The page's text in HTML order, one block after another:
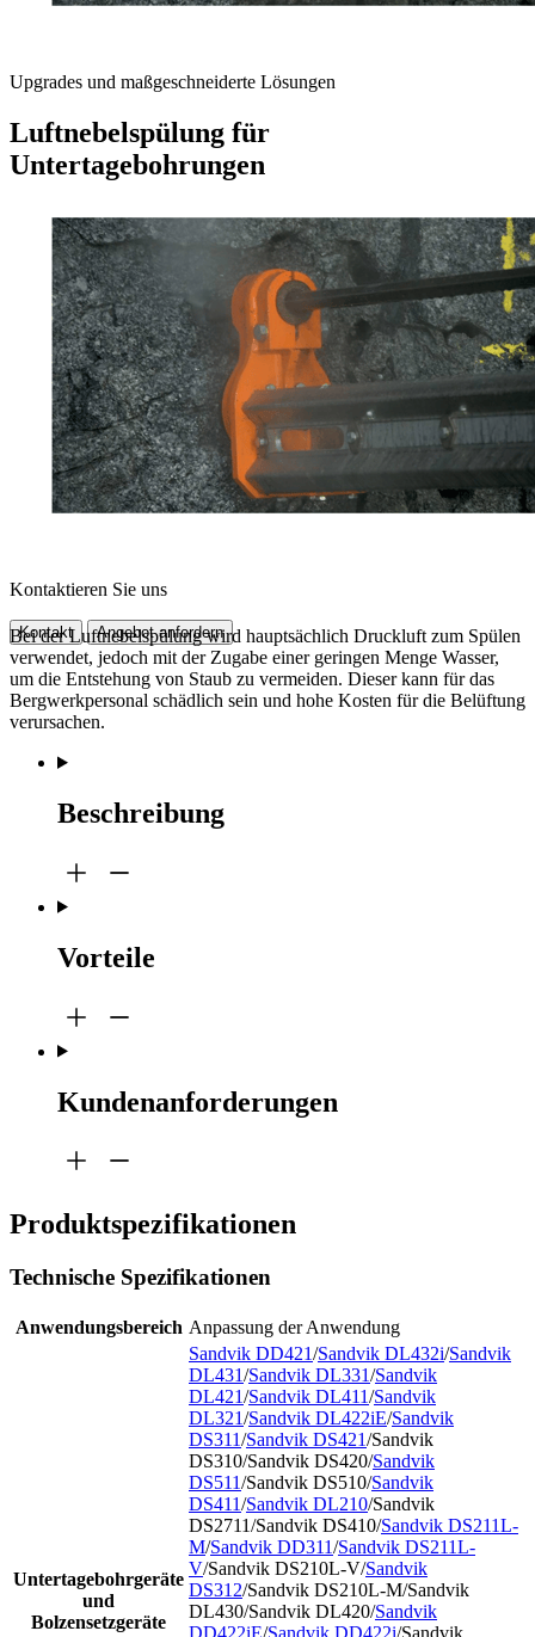
Upgrades und maßgeschneiderte Lösungen
Luftnebelspülung für
Untertagebohrungen
Kontaktieren Sie uns
Kontakt Angebot anfordern
Bei der Luftnebelspülung wird hauptsächlich Druckluft zum Spülen
verwendet, jedoch mit der Zugabe einer geringen Menge Wasser,
um die Entstehung von Staub zu vermeiden. Dieser kann für das
Bergwerkpersonal schädlich sein und hohe Kosten für die Belüftung
verursachen.
Beschreibung
Vorteile
Kundenanforderungen
Produktspezifikationen
Technische Spezifikationen
Anwendungsbereich Anpassung der Anwendung
Untertagebohrgeräte
und
Bolzensetzgeräte
Sandvik DD421/Sandvik DL432i/Sandvik
DL431/Sandvik DL331/Sandvik
DL421/Sandvik DL411/Sandvik
DL321/Sandvik DL422iE/Sandvik
DS311/Sandvik DS421/Sandvik
DS310/Sandvik DS420/Sandvik
DS511/Sandvik DS510/Sandvik
DS411/Sandvik DL210/Sandvik
DS2711/Sandvik DS410/Sandvik DS211L-
M/Sandvik DD311/Sandvik DS211L-
V/Sandvik DS210L-V/Sandvik
DS312/Sandvik DS210L-M/Sandvik
DL430/Sandvik DL420/Sandvik
DD422iE/Sandvik DD422i/Sandvik